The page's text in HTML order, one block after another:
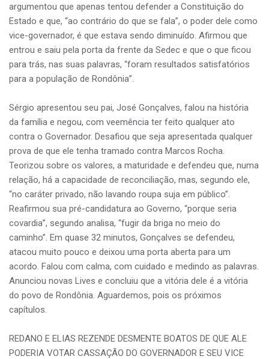
argumentou que apenas tentou defender a Constituição do
Estado e que, “ao contrário do que se fala”, o poder dele como
vice-governador, é que estava sendo diminuído. Afirmou que
entrou e saiu pela porta da frente da Sedec e que o que ficou
para trás, nas suas palavras, “foram resultados satisfatórios
para a população de Rondônia”.
Sérgio apresentou seu pai, José Gonçalves, falou na história
da família e negou, com veemência ter feito qualquer ato
contra o Governador. Desafiou que seja apresentada qualquer
prova de que ele tenha tramado contra Marcos Rocha.
Teorizou sobre os valores, a maturidade e defendeu que, numa
relação, há a capacidade de reconciliação, mas, segundo ele,
“no caráter privado, não lavando roupa suja em público”.
Reafirmou sua pré-candidatura ao Governo, “porque seria
covardia”, segundo analisa, “fugir da briga no meio do
caminho”. Em quase 32 minutos, Gonçalves se defendeu,
atacou muito pouco e deixou uma porta aberta para um
acordo. Falou com calma, com cuidado e medindo as palavras.
Anunciou novas Lives e concluiu que a vitória dele é a vitória
do povo de Rondônia. Aguardemos, pois os próximos
capítulos.
REDANO E ELIAS REZENDE DESMENTE BOATOS DE QUE ALE
PODERIA VOTAR CASSAÇÃO DO GOVERNADOR E SEU VICE